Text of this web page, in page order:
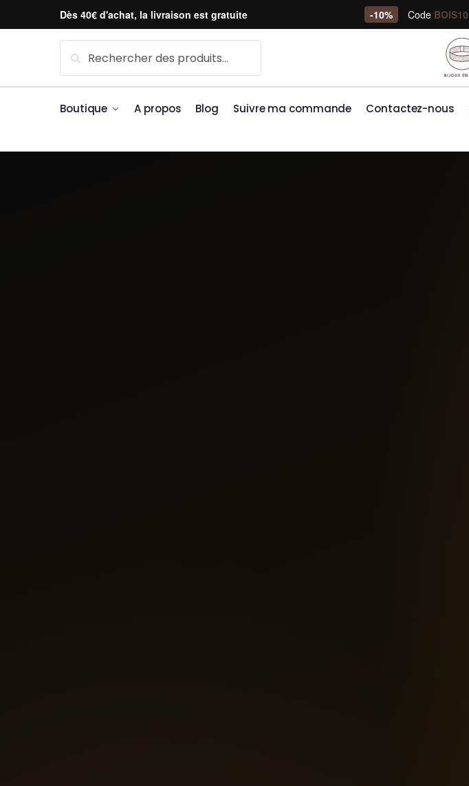
Skip to navigation
Skip to contentDès 40€ d'achat, la livraison est gratuite -10% Code BOIS10
Boutique A propos Blog Suivre ma commande Contactez-nous